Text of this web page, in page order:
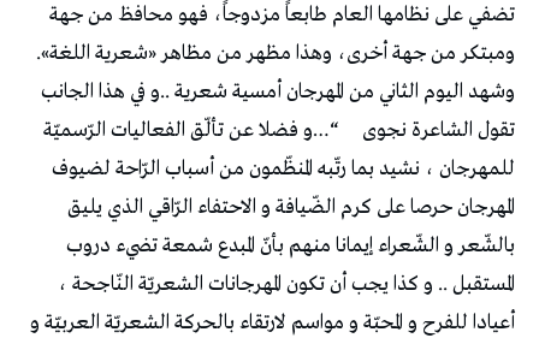
تضفي على نظامها العام طابعاً مزدوجاً، فهو محافظ من جهة
ومبتكر من جهة أخرى، وهذا مظهر من مظاهر «شعرية اللغة».
وشهد اليوم الثاني من المهرجان أمسية شعرية ..و في هذا الجانب
تقول الشاعرة نجوى
“…و فضلا عن تألّق الفعاليات الرّسميّة
للمهرجان ، نشيد بما رتّبه المنظّمون من أسباب الرّاحة لضيوف
المهرجان حرصا على كرم الضّيافة و الاحتفاء الرّاقي الذي يليق
بالشّعر و الشّعراء إيمانا منهم بأنّ المبدع شمعة تضيء دروب
المستقبل .. و كذا يجب أن تكون المهرجانات الشعريّة النّاجحة ،
أعيادا للفرح و المحبّة و مواسم لارتقاء بالحركة الشعريّة العربيّة و